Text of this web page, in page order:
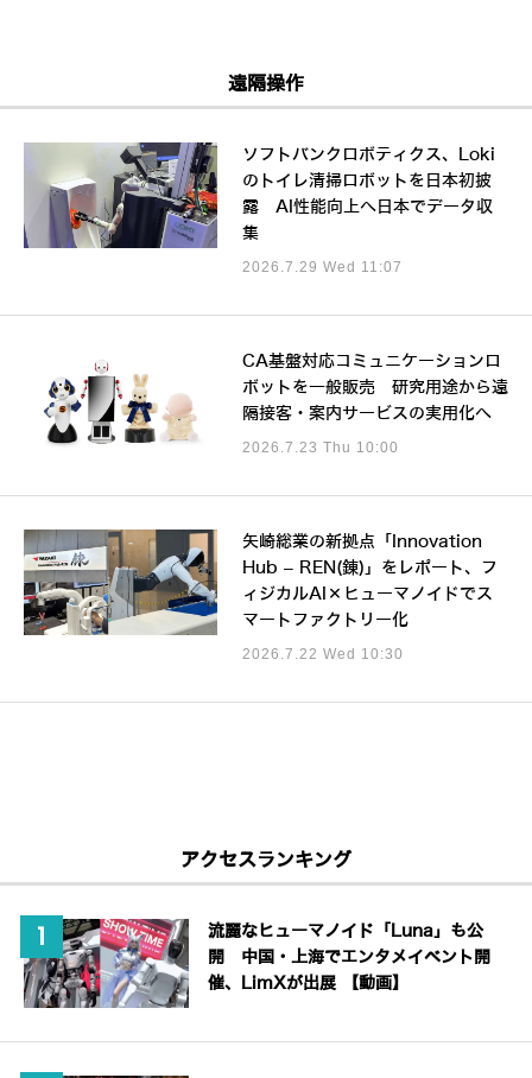
遠隔操作
ソフトバンクロボティクス、Loki
のトイレ清掃ロボットを日本初披
露 AI性能向上へ日本でデータ収
集
2026.7.29 Wed 11:07
CA基盤対応コミュニケーションロ
ボットを一般販売 研究用途から遠
隔接客・案内サービスの実用化へ
2026.7.23 Thu 10:00
矢崎総業の新拠点「Innovation
Hub – REN(錬)」をレポート、フ
ィジカルAI×ヒューマノイドでス
マートファクトリー化
2026.7.22 Wed 10:30
アクセスランキング
流麗なヒューマノイド「Luna」も公
開 中国・上海でエンタメイベント開
催、LimXが出展 【動画】